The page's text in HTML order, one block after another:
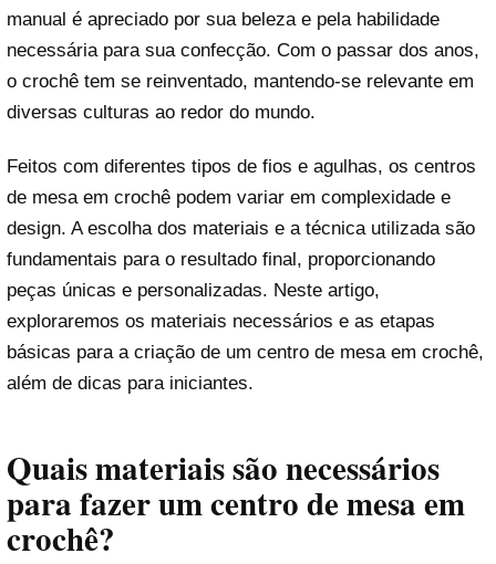
manual é apreciado por sua beleza e pela habilidade
necessária para sua confecção. Com o passar dos anos,
o crochê tem se reinventado, mantendo-se relevante em
diversas culturas ao redor do mundo.
Feitos com diferentes tipos de fios e agulhas, os centros
de mesa em crochê podem variar em complexidade e
design. A escolha dos materiais e a técnica utilizada são
fundamentais para o resultado final, proporcionando
peças únicas e personalizadas. Neste artigo,
exploraremos os materiais necessários e as etapas
básicas para a criação de um centro de mesa em crochê,
além de dicas para iniciantes.
Quais materiais são necessários
para fazer um centro de mesa em
crochê?